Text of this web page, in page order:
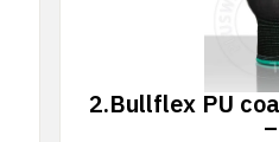
2.Bullflex PU